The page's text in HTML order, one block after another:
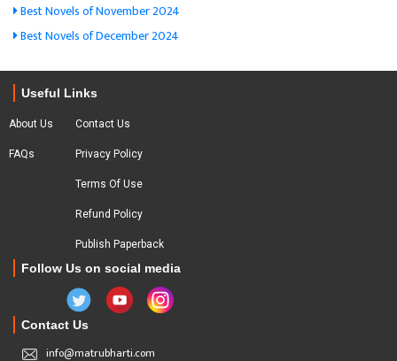
Best Novels of November 2024
Best Novels of December 2024
Useful Links
About Us
FAQs
Contact Us
Privacy Policy
Terms Of Use
Refund Policy
Publish Paperback
Follow Us on social media
Contact Us
info@matrubharti.com